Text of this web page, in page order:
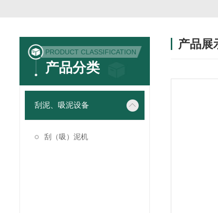
PRODUCT CLASSIFICATION
产品分类
刮泥、吸泥设备
刮（吸）泥机
产品展